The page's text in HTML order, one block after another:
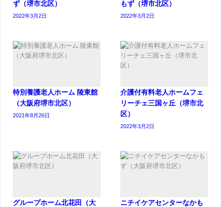
ず（堺市北区）
2022年3月2日
もず（堺市北区）
2022年3月2日
特別養護老人ホーム 陵東館
（大阪府堺市北区）
2021年8月26日
介護付有料老人ホームフェ
リーチェ三国ヶ丘（堺市北
区）
2022年3月2日
グループホーム北花田（大
ニチイケアセンターなかも